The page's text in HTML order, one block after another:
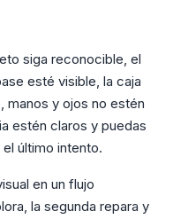
siga reconocible, el
esté visible, la caja
manos y ojos no estén
estén claros y puedas
último intento.
en un flujo
la segunda repara y